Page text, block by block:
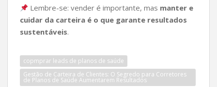
Lembre-se: vender é importante, mas manter e
cuidar da carteira é o que garante resultados
sustentáveis.
copmprar leads de planos de saúde
Gestão de Carteira de Clientes: O Segredo para Corretores
de Planos de Saúde Aumentarem Resultados